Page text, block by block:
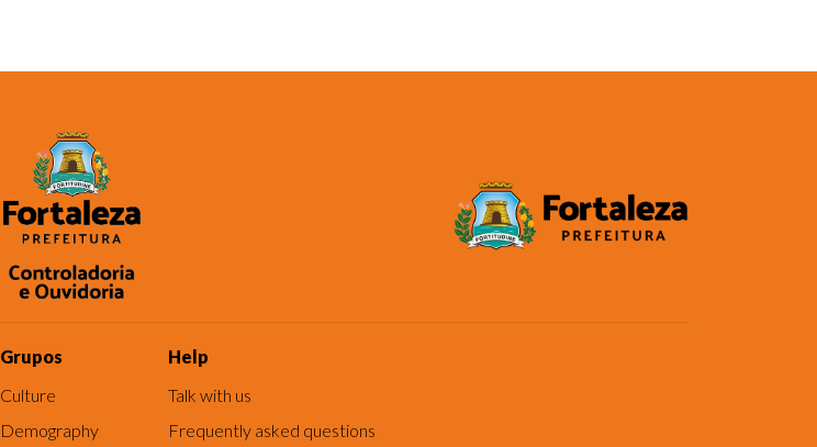
Grupos
Culture
Demography
Help
Talk with us
Frequently asked questions